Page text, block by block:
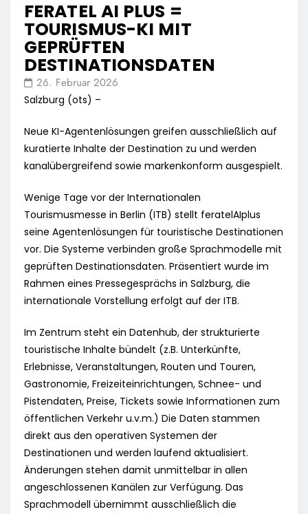
FERATEL AI PLUS =
TOURISMUS-KI MIT
GEPRÜFTEN
DESTINATIONSDATEN
26. Februar 2026
Salzburg (ots) –
Neue KI-Agentenlösungen greifen ausschließlich auf
kuratierte Inhalte der Destination zu und werden
kanalübergreifend sowie markenkonform ausgespielt.
Wenige Tage vor der Internationalen
Tourismusmesse in Berlin (ITB) stellt feratelAIplus
seine Agentenlösungen für touristische Destinationen
vor. Die Systeme verbinden große Sprachmodelle mit
geprüften Destinationsdaten. Präsentiert wurde im
Rahmen eines Pressegesprächs in Salzburg, die
internationale Vorstellung erfolgt auf der ITB.
Im Zentrum steht ein Datenhub, der strukturierte
touristische Inhalte bündelt (z.B. Unterkünfte,
Erlebnisse, Veranstaltungen, Routen und Touren,
Gastronomie, Freizeiteinrichtungen, Schnee- und
Pistendaten, Preise, Tickets sowie Informationen zum
öffentlichen Verkehr u.v.m.) Die Daten stammen
direkt aus den operativen Systemen der
Destinationen und werden laufend aktualisiert.
Änderungen stehen damit unmittelbar in allen
angeschlossenen Kanälen zur Verfügung. Das
Sprachmodell übernimmt ausschließlich die